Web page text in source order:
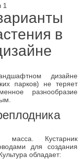
1
в
дизайне
парков) не теряет
разнообразие
масса. Кустарник
для создания
обладает: